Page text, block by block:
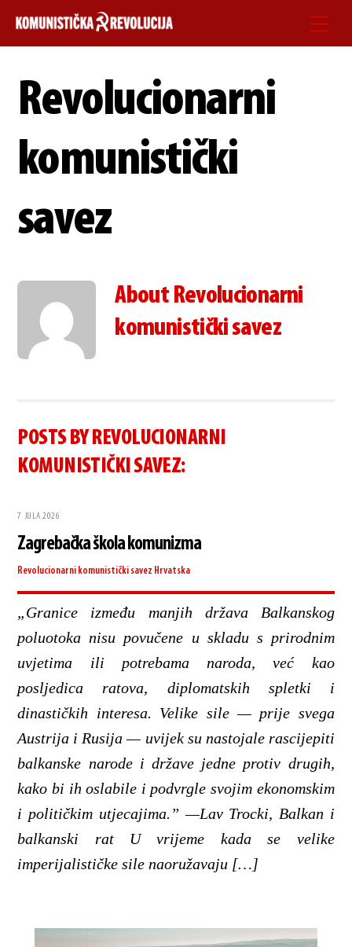
Revolucionarni
komunistički
savez
About Revolucionarni
komunistički savez
POSTS BY REVOLUCIONARNI
KOMUNISTIČKI SAVEZ:
7 JULA 2026
Zagrebačka škola komunizma
Revolucionarni komunistički savez Hrvatska
„Granice između manjih država Balkanskog
poluotoka nisu povučene u skladu s prirodnim
uvjetima ili potrebama naroda, već kao
posljedica ratova, diplomatskih spletki i
dinastičkih interesa. Velike sile — prije svega
Austrija i Rusija — uvijek su nastojale rascijepiti
balkanske narode i države jedne protiv drugih,
kako bi ih oslabile i podvrgle svojim ekonomskim
i političkim utjecajima.” —Lav Trocki, Balkan i
balkanski rat U vrijeme kada se velike
imperijalističke sile naoružavaju […]